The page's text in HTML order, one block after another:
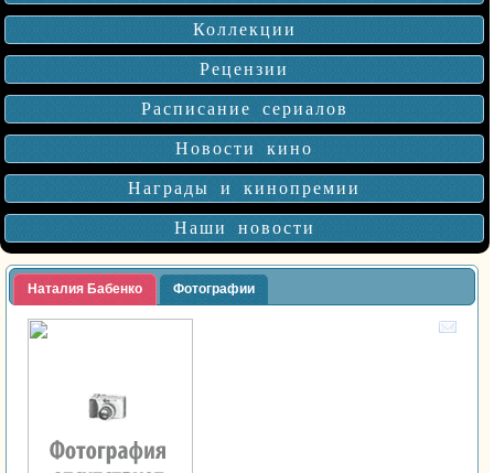
Коллекции
Рецензии
Расписание сериалов
Новости кино
Награды и кинопремии
Наши новости
Наталия Бабенко Фотографии